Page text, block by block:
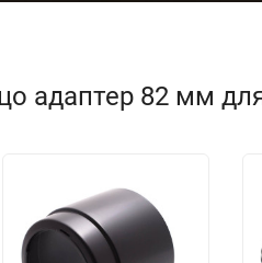
адаптер 82 мм